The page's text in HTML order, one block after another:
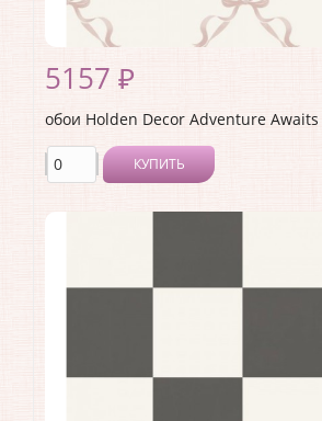
5157 ₽
обои Holden Decor Adventure Awaits
КУПИТЬ
Производитель:Holden Decor
Коллекция:
Adventure Awaits
Материал покрытия:Виниловое